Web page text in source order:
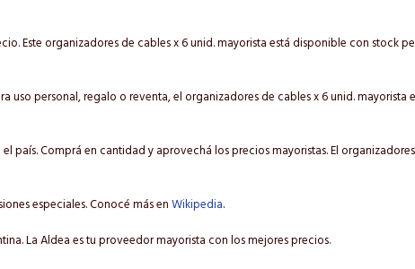
Este organizadores de cables x 6 unid. mayorista está disponible con stock
personal, regalo o reventa, el organizadores de cables x 6 unid. mayorista
Comprá en cantidad y aprovechá los precios mayoristas. El
especiales. Conocé más enWikipedia.
La Aldea es tu proveedor mayorista con los mejores precios.